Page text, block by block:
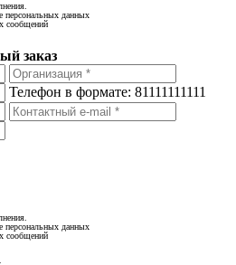
персональных данных
сообщений
заказ
Телефон в формате: 81111111111
персональных данных
сообщений